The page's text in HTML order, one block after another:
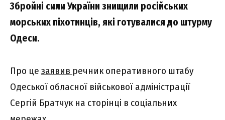
Збройні сили України знищили російських
морських піхотинців, які готувалися до штурму
Одеси.
Про це заявив речник оперативного штабу
Одеської обласної військової адміністрації
Сергій Братчук на сторінці в соціальних